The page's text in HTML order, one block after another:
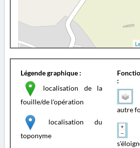
Légende graphique :
localisation de la
fouille/de l'opération
localisation du
toponyme
:
autre